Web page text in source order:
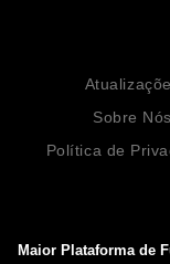
Maior Plataforma de
Sobre Nós
Política de